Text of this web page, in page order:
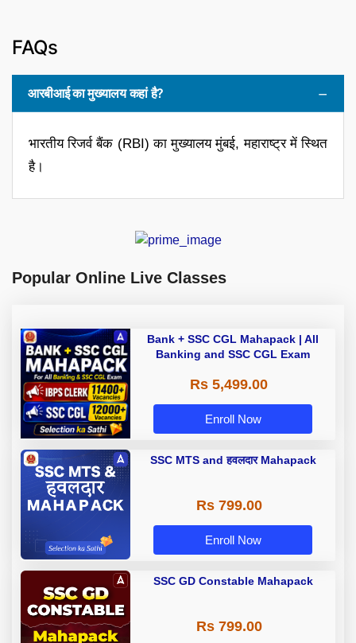
FAQs
आरबीआई का मुख्यालय कहां है?
भारतीय रिजर्व बैंक (RBI) का मुख्यालय मुंबई, महाराष्ट्र में स्थित
है।
Popular Online Live Classes
Bank + SSC CGL Mahapack | All
Banking and SSC CGL Exam
Rs 5,499.00
Enroll Now
SSC MTS and हवलदार Mahapack
Rs 799.00
Enroll Now
SSC GD Constable Mahapack
Rs 799.00